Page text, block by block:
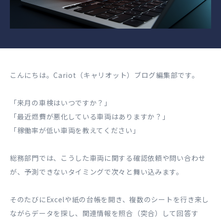
こんにちは。Cariot（キャリオット）ブログ編集部です。
「来月の車検はいつですか？」
「最近燃費が悪化している車両はありますか？」
「稼働率が低い車両を教えてください」
総務部門では、こうした車両に関する確認依頼や問い合わせ
が、予測できないタイミングで次々と舞い込みます。
そのたびにExcelや紙の台帳を開き、複数のシートを行き来し
ながらデータを探し、関連情報を照合（突合）して回答す